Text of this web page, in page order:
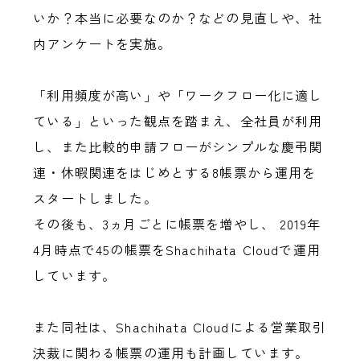
いか？本当に必要なのか？などの見直しや、社
内アンケートを実施。
「利用頻度が高い」や「ワークフロー化に適し
ている」といった観点を踏まえ、全社員が利用
し、また比較的申請フローがシンプルな慶弔関
連・休暇関連をはじめとする8帳票から運用を
スタートしました。
その後も、3ヵ月ごとに帳票を増やし、 2019年
4月時点で45の帳票をShachihata Cloudで運用
しています。
また同社は、Shachihata Cloudによる営業取引
決裁に関わる帳票の運用も計画しています。